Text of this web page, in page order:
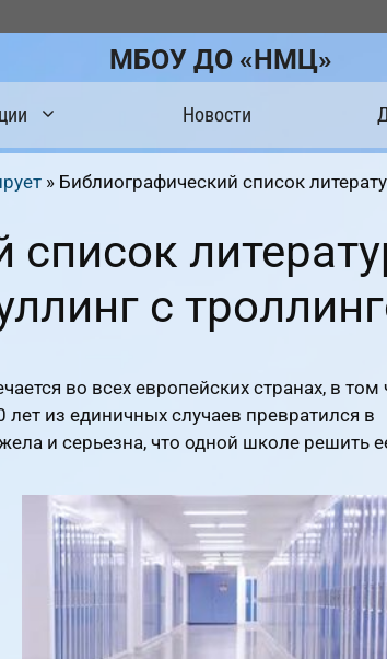
МБОУ ДО «НМЦ»
Новости
» Библиографический список
список
с
во всех европейских странах, в том
из единичных случаев превратился в
и серьезна, что одной школе решить